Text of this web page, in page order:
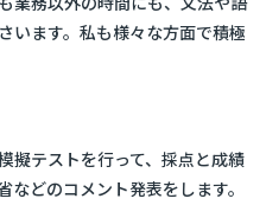
います。私も様々な方面で積極
擬テストを行って、採点と成績
どのコメント発表をします。